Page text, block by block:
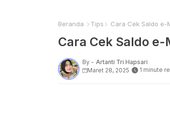
Beranda Tips Cara Cek Saldo e-
Cara Cek Saldo e-
By - Artanti Tri Hapsari
Maret 28, 2025
1 minute